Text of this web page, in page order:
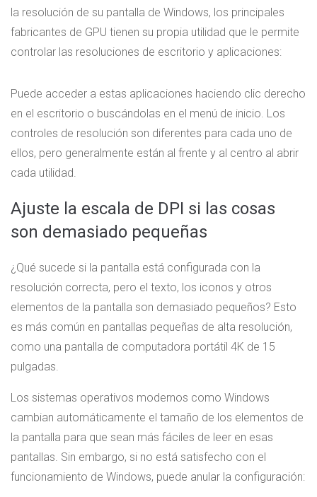
la resolución de su pantalla de Windows, los principales
fabricantes de GPU tienen su propia utilidad que le permite
controlar las resoluciones de escritorio y aplicaciones:
Puede acceder a estas aplicaciones haciendo clic derecho
en el escritorio o buscándolas en el menú de inicio. Los
controles de resolución son diferentes para cada uno de
ellos, pero generalmente están al frente y al centro al abrir
cada utilidad.
Ajuste la escala de DPI si las cosas
son demasiado pequeñas
¿Qué sucede si la pantalla está configurada con la
resolución correcta, pero el texto, los iconos y otros
elementos de la pantalla son demasiado pequeños? Esto
es más común en pantallas pequeñas de alta resolución,
como una pantalla de computadora portátil 4K de 15
pulgadas.
Los sistemas operativos modernos como Windows
cambian automáticamente el tamaño de los elementos de
la pantalla para que sean más fáciles de leer en esas
pantallas. Sin embargo, si no está satisfecho con el
funcionamiento de Windows, puede anular la configuración: